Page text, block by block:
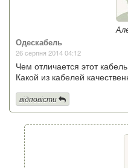
Одескабель
26 серпня 2014 04:12
Чем отличается этот
Какой из кабелей
відповісти